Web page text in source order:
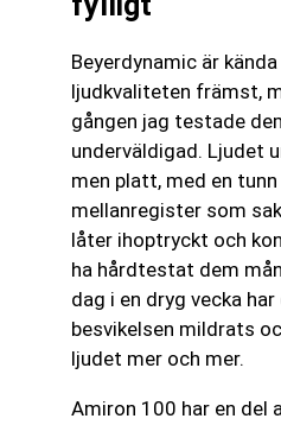
Beyerdynamic är
ljudkvaliteten främst,
gången jag testade
underväldigad. Ljudet
men platt, med en
mellanregister som
låter ihoptryckt och
ha hårdtestat dem
dag i en dryg vecka
besvikelsen mildrats
ljudet mer och mer.
Amiron 100 har en del